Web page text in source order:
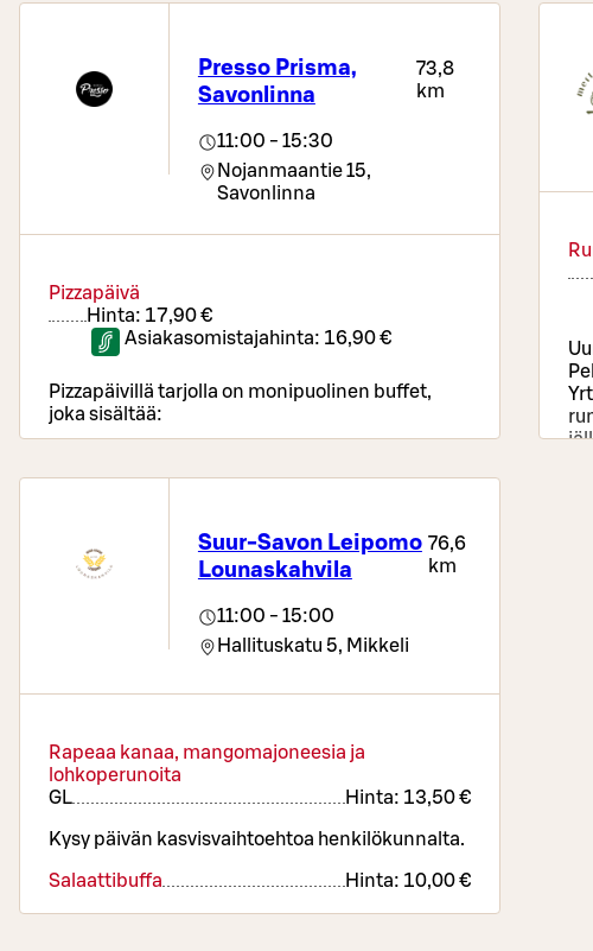
Lounas sisältää runsaan salaattipöydän,
lisukkeet, leivät, juomat ja jälkiruoka
Presso Prisma,
Savonlinna
73,8
km
11:00 - 15:30
Nojanmaantie 15,
Savonlinna
Pizzapäivä
Hinta: 17,90 €
Asiakasomistajahinta: 16,90 €
Pizzapäivillä tarjolla on monipuolinen buffet,
joka sisältää:
Neljää eri vaihtuvaa lisuketta (L,G)
Jäätelöbuffet (L,G)
Hanalimpparit
Lapset 6-12v 7,90€
Suur-Savon Leipomo
Lounaskahvila
76,6
km
11:00 - 15:00
Hallituskatu 5, Mikkeli
Rapeaa kanaa, mangomajoneesia ja
lohkoperunoita
GL Hinta: 13,50 €
Kysy päivän kasvisvaihtoehtoa henkilökunnalta.
Salaattibuffa Hinta: 10,00 €